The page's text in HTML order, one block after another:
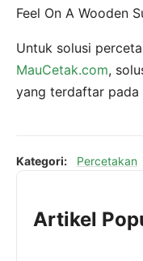
Feel On A Wooden
Untuk solusi
MauCetak.com,
yang terdaftar pada
Kategori: Percetakan
Artikel